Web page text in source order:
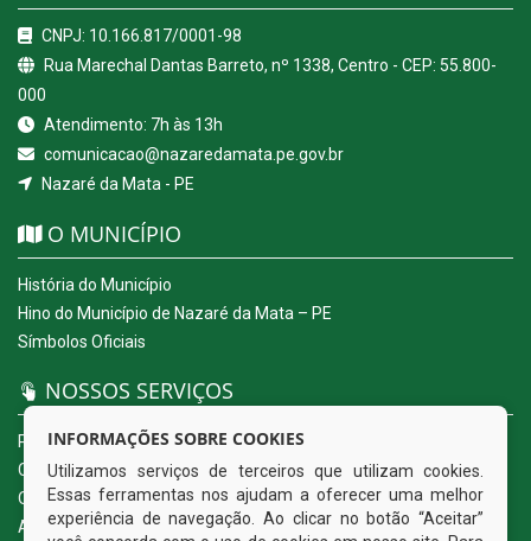
CNPJ: 10.166.817/0001-98
Rua Marechal Dantas Barreto, nº 1338, Centro - CEP: 55.800-
000
Atendimento: 7h às 13h
comunicacao@nazaredamata.pe.gov.br
Nazaré da Mata - PE
O MUNICÍPIO
História do Município
Hino do Município de Nazaré da Mata – PE
Símbolos Oficiais
NOSSOS SERVIÇOS
Portal da Transparência
Carta de Serviços ao Usuário
Ouvidoria Eletrônica
Acesso a Informação (eSIC)
INFORMAÇÕES SOBRE COOKIES
Utilizamos serviços de terceiros que utilizam cookies.
Essas ferramentas nos ajudam a oferecer uma melhor
experiência de navegação. Ao clicar no botão “Aceitar”